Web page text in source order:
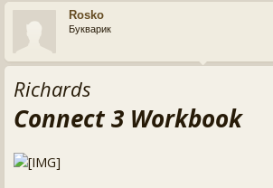
Rosko
Букварик
Richards
Connect 3 Workbook